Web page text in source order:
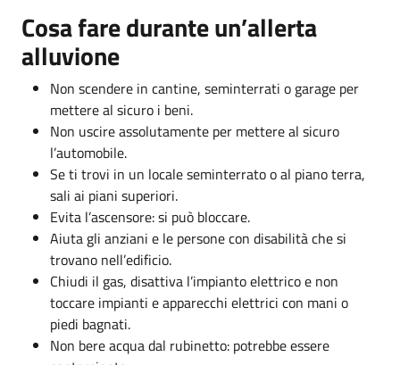
Cosa fare durante un’allerta
alluvione
Non scendere in cantine, seminterrati o garage per
mettere al sicuro i beni.
Non uscire assolutamente per mettere al sicuro
l’automobile.
Se ti trovi in un locale seminterrato o al piano terra,
sali ai piani superiori.
Evita l’ascensore: si può bloccare.
Aiuta gli anziani e le persone con disabilità che si
trovano nell’edificio.
Chiudi il gas, disattiva l’impianto elettrico e non
toccare impianti e apparecchi elettrici con mani o
piedi bagnati.
Non bere acqua dal rubinetto: potrebbe essere